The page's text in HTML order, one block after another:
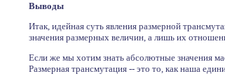
Выводы
Итак, идейная суть явления размерной
значения размерных величин, а лишь их
Если же мы хотим знать абсолютные значения
Размерная трансмутация -- это то, как наша